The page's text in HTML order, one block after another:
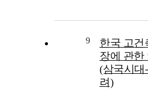
9
한국 고건
장에 관한
(삼국시대
려)